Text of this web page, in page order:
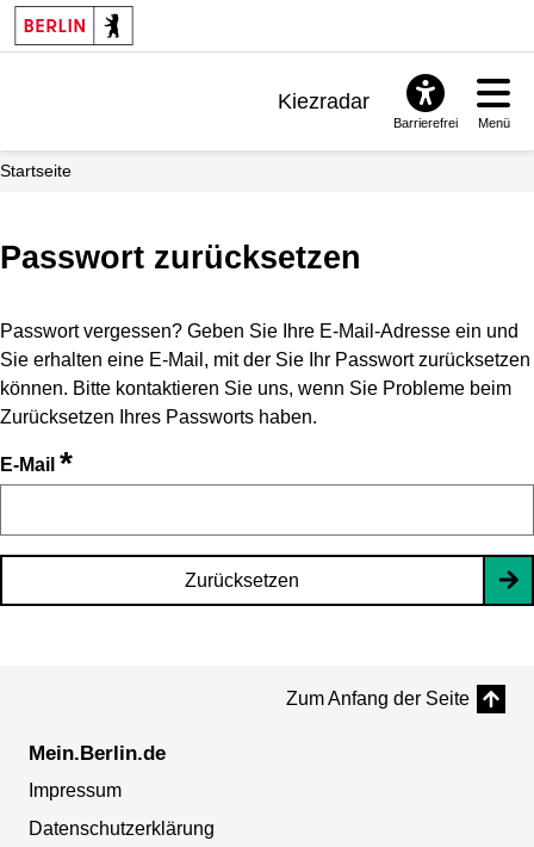
Kiezradar
Barrierefrei Menü
Startseite
Passwort zurücksetzen
Passwort vergessen? Geben Sie Ihre E-Mail-Adresse ein und
Sie erhalten eine E-Mail, mit der Sie Ihr Passwort zurücksetzen
können. Bitte kontaktieren Sie uns, wenn Sie Probleme beim
Zurücksetzen Ihres Passworts haben.
E-Mail *
Zurücksetzen
Zum Anfang der Seite
Mein.Berlin.de
Impressum
Datenschutzerklärung